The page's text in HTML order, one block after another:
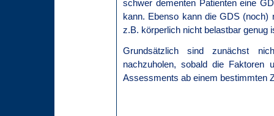
schwer dementen Patienten eine
kann. Ebenso kann die GDS (noch)
z.B. körperlich nicht belastbar genug
Grundsätzlich sind zunächst
nachzuholen, sobald die Faktoren
Assessments ab einem bestimmten